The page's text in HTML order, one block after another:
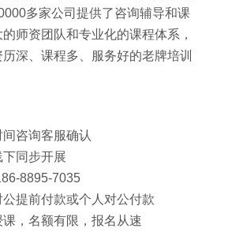
多家公司提供了咨询辅导和课
师资团队和专业化的课程体系，
深、课程多、服务好的老牌培训
咨询客服确认
同步开展
8895-7035
提前付款或个人对公付款
，名额有限，报名从速